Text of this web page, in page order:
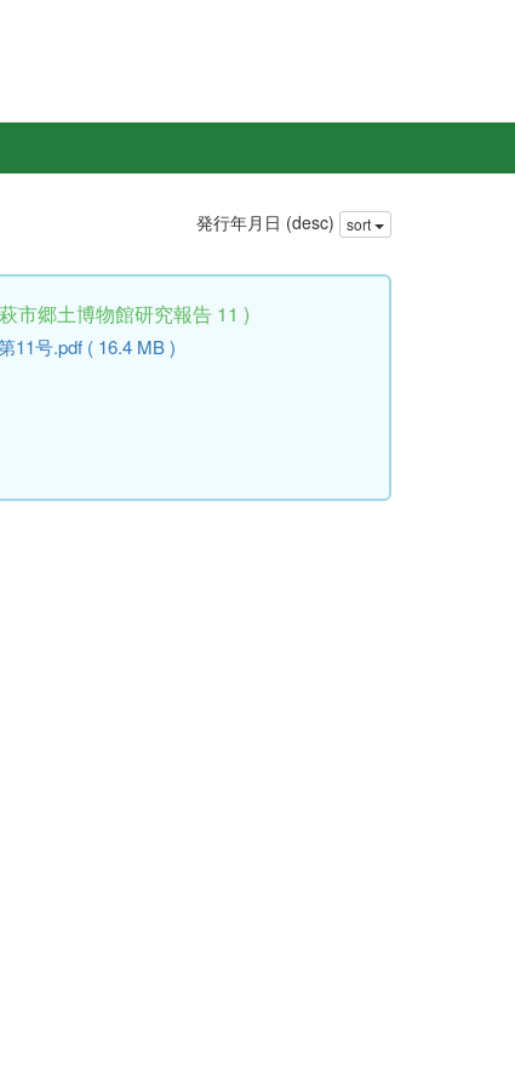
発行年月日 (desc) sort
市郷土博物館研究報告 11 )
11号.pdf ( 16.4 MB )